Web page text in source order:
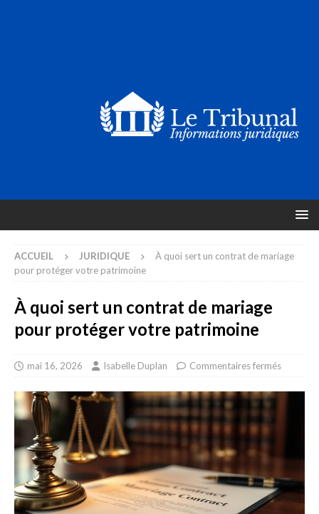
ACCUEIL JURIDIQUE
À quoi sert un contrat de mariage
pour protéger votre patrimoine
À quoi sert un contrat de mariage
pour protéger votre patrimoine
mai 16, 2026 Isabelle Duplan Commentaires fermés